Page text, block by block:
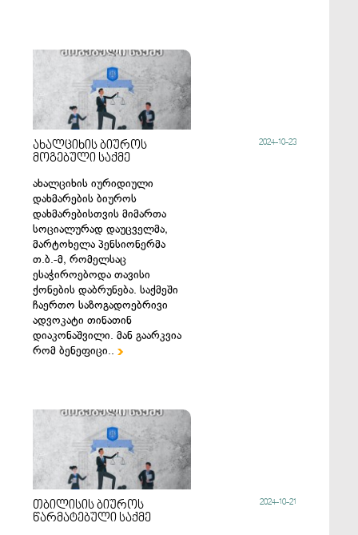
ახალციხის ბიუროს
მოგებული საქმე
ახალციხის იურიდიული
დახმარების ბიუროს
დახმარებისთვის მიმართა
სოციალურად დაუცველმა,
მარტოხელა პენსიონერმა
თ.ბ.-მ, რომელსაც
ესაჭიროებოდა თავისი
ქონების დაბრუნება. საქმეში
ჩაერთო საზოგადოებრივი
ადვოკატი თინათინ
დიაკონაშვილი. მან გაარკვია
რომ ბენეფიცი..
2024-10-23
თბილისის ბიუროს
წარმატებული საქმე
2024-10-21